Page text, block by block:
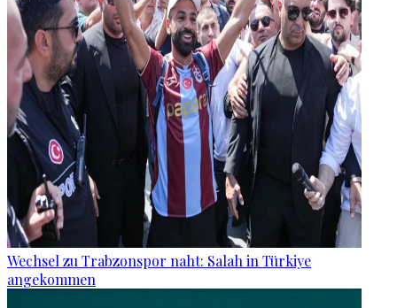
Wechsel zu Trabzonspor naht: Salah in Türkiye
angekommen